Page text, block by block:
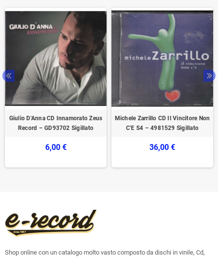
Giulio D'Anna CD Innamorato Zeus
Record – GD93702 Sigillato
6,00 €
Michele Zarrillo CD Il Vincitore Non
C'E S4 – 4981529 Sigillato
36,00 €
Shop online con un catalogo molto vasto composto da dischi in vinile, Cd,